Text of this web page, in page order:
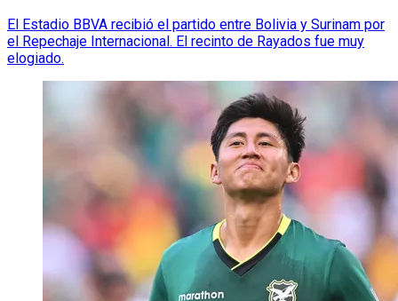
El Estadio BBVA recibió el partido entre Bolivia y Surinam por
el Repechaje Internacional. El recinto de Rayados fue muy
elogiado.